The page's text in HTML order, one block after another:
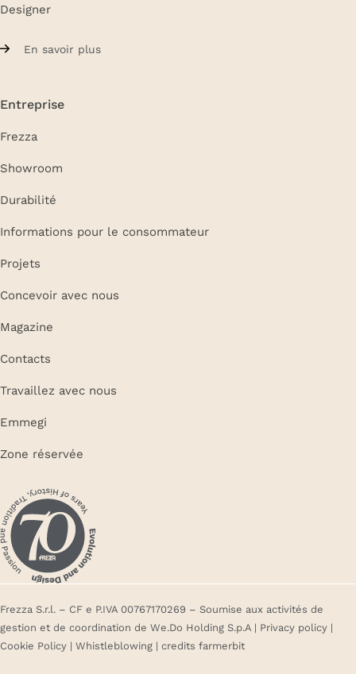
Designer
En savoir plus
Entreprise
Frezza
Showroom
Durabilité
Informations pour le consommateur
Projets
Concevoir avec nous
Magazine
Contacts
Travaillez avec nous
Emmegi
Zone réservée
Frezza S.r.l. – CF e P.IVA 00767170269 – Soumise aux activités de
gestion et de coordination de We.Do Holding S.p.A | Privacy policy |
Cookie Policy | Whistleblowing | credits farmerbit